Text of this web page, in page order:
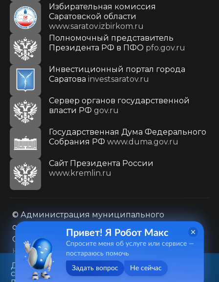
Избирательная комиссия
Саратовской области
www.saratov.izbirkom.ru
Полномочный представитель
Президента РФ в ПФО pfo.gov.ru
Инвестиционный портал города
Саратова investsaratov.ru
Сервер органов государственной
власти РФ gov.ru
Государственная Дума Федерального
Собрания РФ www.duma.gov.ru
Cайт Президента России
www.kremlin.ru
© Администрация муниципального
образования городского округа «Город
Саратов»
Контакты
Карта сайта
Политика в отношении обработки
персональных данных
Данный веб-сайт использует
cookie-файлы в целях
Привет! Я Робот Макс
Спросите меня об услуге или сервисе —
постараюсь помочь
Задать вопрос Не сейчас